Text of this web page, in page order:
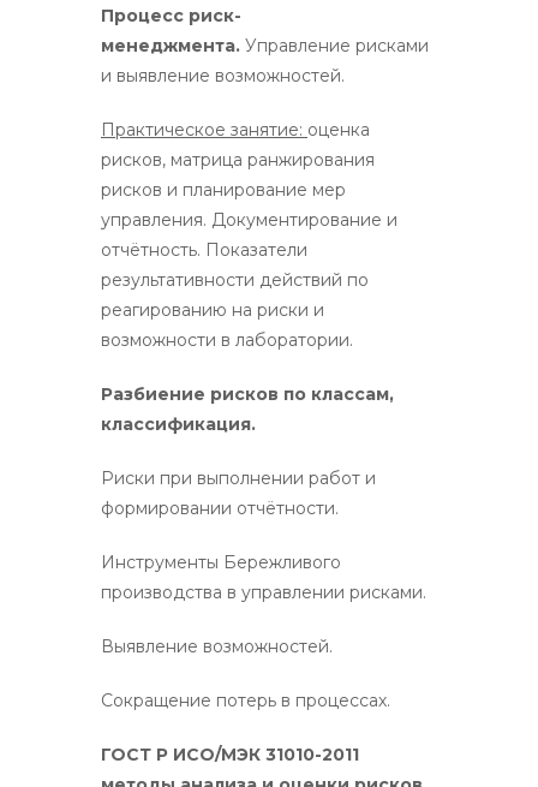
Процесс риск-
менеджмента. Управление рисками
и выявление возможностей.
Практическое занятие: оценка
рисков, матрица ранжирования
рисков и планирование мер
управления. Документирование и
отчётность. Показатели
результативности действий по
реагированию на риски и
возможности в лаборатории.
Разбиение рисков по классам,
классификация.
Риски при выполнении работ и
формировании отчётности.
Инструменты Бережливого
производства в управлении рисками.
Выявление возможностей.
Сокращение потерь в процессах.
ГОСТ Р ИСО/МЭК 31010-2011